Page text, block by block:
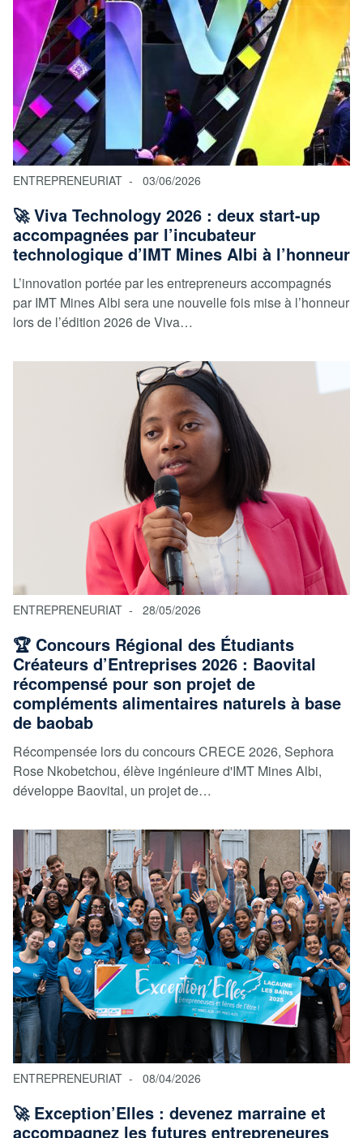
ENTREPRENEURIAT 03/06/2026
🚀 Viva Technology 2026 : deux start-up
accompagnées par l’incubateur
technologique d’IMT Mines Albi à l’honneur
L’innovation portée par les entrepreneurs accompagnés
par IMT Mines Albi sera une nouvelle fois mise à l’honneur
lors de l’édition 2026 de Viva…
ENTREPRENEURIAT 28/05/2026
🏆 Concours Régional des Étudiants
Créateurs d’Entreprises 2026 : Baovital
récompensé pour son projet de
compléments alimentaires naturels à base
de baobab
Récompensée lors du concours CRECE 2026, Sephora
Rose Nkobetchou, élève ingénieure d'IMT Mines Albi,
développe Baovital, un projet de…
ENTREPRENEURIAT 08/04/2026
🚀 Exception’Elles : devenez marraine et
accompagnez les futures entrepreneures